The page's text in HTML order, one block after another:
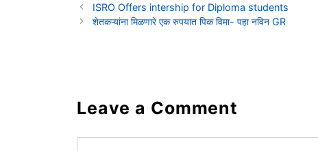
ISRO Offers intership for Diploma students
शेतकऱ्यांना मिळणारे एक रुपयात पिक विमा- पहा नविन GR
Leave a Comment